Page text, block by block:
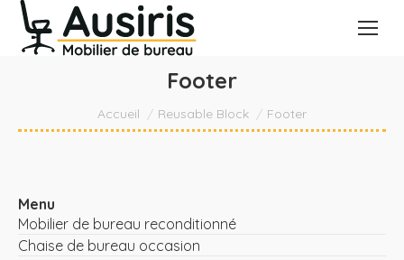
Footer
Vous êtes ici :
Accueil Reusable Block Footer
Menu
Mobilier de bureau reconditionné
Chaise de bureau occasion